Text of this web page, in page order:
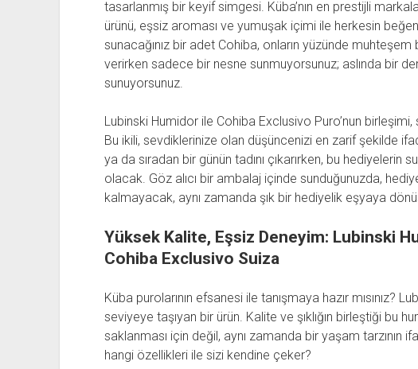
tasarlanmış bir keyif simgesi. Küba’nın en prestijli
ürünü, eşsiz aroması ve yumuşak içimi ile herkesin
sunacağınız bir adet Cohiba, onların yüzünde
verirken sadece bir nesne sunmuyorsunuz; aslında bir
sunuyorsunuz.
Lubinski Humidor ile Cohiba Exclusivo Puro’nun
Bu ikili, sevdiklerinize olan düşüncenizi en zarif şekilde
ya da sıradan bir günün tadını çıkarırken, bu hediyelerin
olacak. Göz alıcı bir ambalaj içinde sunduğunuzda,
kalmayacak, aynı zamanda şık bir hediyelik eşyaya
Yüksek Kalite, Eşsiz Deneyim: Lubinski
Cohiba Exclusivo Suiza
Küba purolarının efsanesi ile tanışmaya hazır mısınız?
seviyeye taşıyan bir ürün. Kalite ve şıklığın birleştiği bu
saklanması için değil, aynı zamanda bir yaşam tarzının
hangi özellikleri ile sizi kendine çeker?